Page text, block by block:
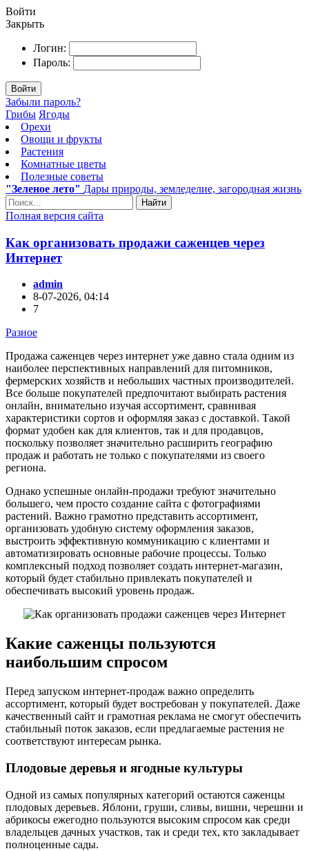
Войти
Закрыть
Логин:
Пароль:
Войти
Забыли пароль?
Грибы Ягоды
Орехи
Овощи и фрукты
Растения
Комнатные цветы
Полезные советы
"Зеленое лето" Дары природы, земледелие, загородная жизнь
Найти
Полная версия сайта
Как организовать продажи саженцев через
Интернет
admin
8-07-2026, 04:14
7
Разное
Продажа саженцев через интернет уже давно стала одним из
наиболее перспективных направлений для питомников,
фермерских хозяйств и небольших частных производителей.
Все больше покупателей предпочитают выбирать растения
онлайн, внимательно изучая ассортимент, сравнивая
характеристики сортов и оформляя заказ с доставкой. Такой
формат удобен как для клиентов, так и для продавцов,
поскольку позволяет значительно расширить географию
продаж и работать не только с покупателями из своего
региона.
Однако успешные онлайн-продажи требуют значительно
большего, чем просто создание сайта с фотографиями
растений. Важно грамотно представить ассортимент,
организовать удобную систему оформления заказов,
выстроить эффективную коммуникацию с клиентами и
автоматизировать основные рабочие процессы. Только
комплексный подход позволяет создать интернет-магазин,
который будет стабильно привлекать покупателей и
обеспечивать высокий уровень продаж.
Какие саженцы пользуются
наибольшим спросом
Перед запуском интернет-продаж важно определить
ассортимент, который будет востребован у покупателей. Даже
качественный сайт и грамотная реклама не смогут обеспечить
стабильный поток заказов, если предлагаемые растения не
соответствуют интересам рынка.
Плодовые деревья и ягодные культуры
Одной из самых популярных категорий остаются саженцы
плодовых деревьев. Яблони, груши, сливы, вишни, черешни и
абрикосы ежегодно пользуются высоким спросом как среди
владельцев дачных участков, так и среди тех, кто закладывает
полноценные сады.